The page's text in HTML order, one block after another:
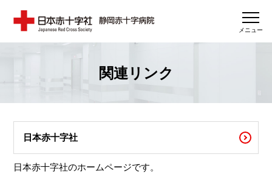
メニュー
関連リンク
日本赤十字社
日本赤十字社のホームページです。